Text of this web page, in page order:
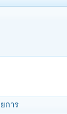
การ